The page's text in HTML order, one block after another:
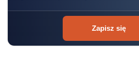
Zapisz się